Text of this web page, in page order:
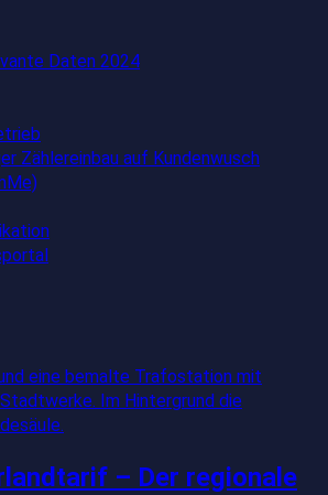
Daten 2024
Zählereinbau auf Kundenwusch
– Der regionale